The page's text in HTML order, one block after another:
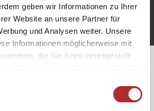
geben wir Informationen zu Ihrer
Website an unsere Partner für
und Analysen weiter. Unsere
Informationen möglicherweise mit
die Sie ihnen bereitgestellt
Telefon 07022 90 56 08